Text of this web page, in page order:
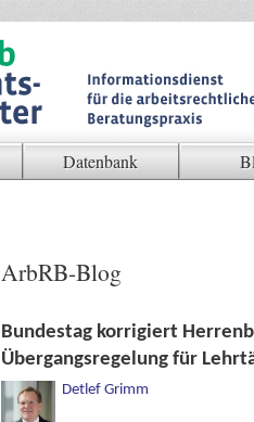
Datenbank
ArbRB-Blog
Bundestag korrigiert
Übergangsregelung für
Detlef Grimm